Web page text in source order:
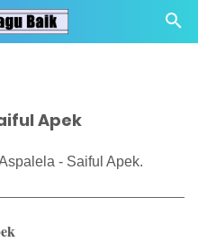
Apek
- Saiful Apek.